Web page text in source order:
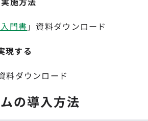
門書 」資料ダウンロード
現する
料ダウンロード
の導入方法